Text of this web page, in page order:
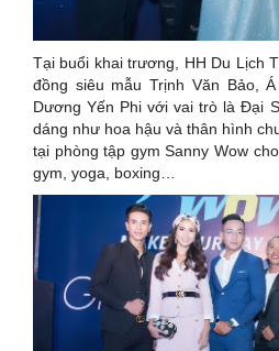
Tại buổi khai trương, HH Du Lịch
đồng siêu mẫu Trịnh Văn Bảo,
Dương Yến Phi với vai trò là Đại
dáng như hoa hậu và thân hình
tại phòng tập gym Sanny Wow
gym, yoga, boxing…